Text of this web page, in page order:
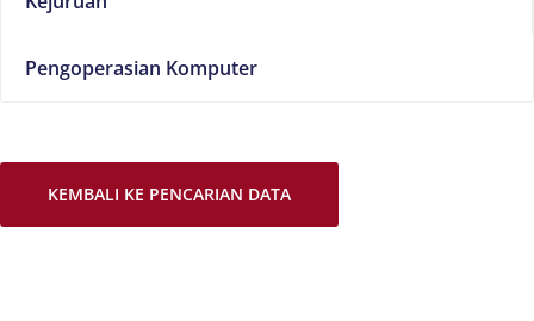
Pengoperasian Komputer
KEMBALI KE PENCARIAN DATA